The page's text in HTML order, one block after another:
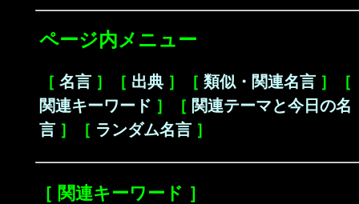
ページ内メニュー
［ 名言 ］［ 出典 ］［ 類似・関連名言 ］［
関連キーワード ］［ 関連テーマと今日の名
言 ］［ ランダム名言 ］
［ 関連キーワード ］